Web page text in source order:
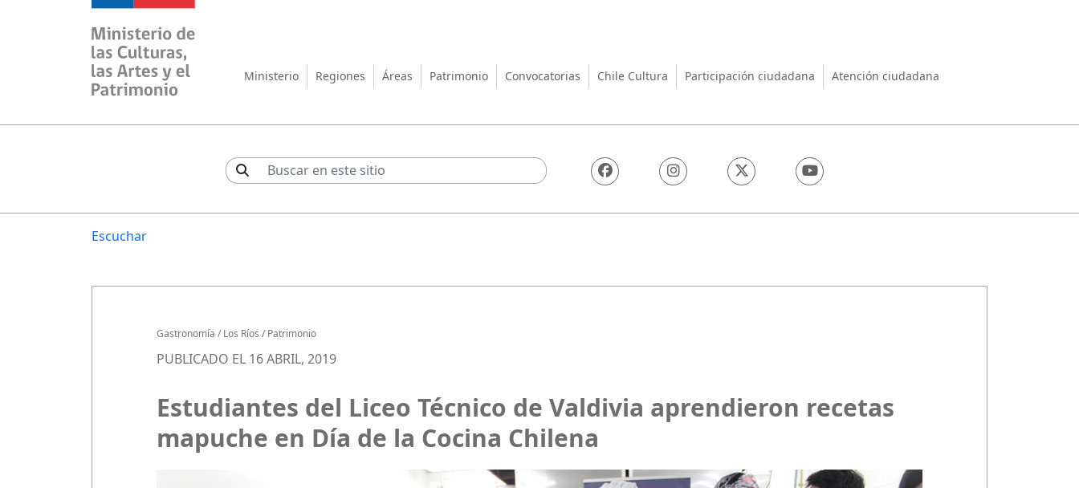
Ministerio de las Culturas, las Artes y el Patrimonio
Ministerio Regiones Áreas Patrimonio Convocatorias Chile Cultura Participación ciudadana Atención ciudadana
Escuchar
Gastronomía /Los Ríos /Patrimonio
PUBLICADO EL 16 ABRIL, 2019
Estudiantes del Liceo Técnico de Valdivia aprendieron recetas
mapuche en Día de la Cocina Chilena